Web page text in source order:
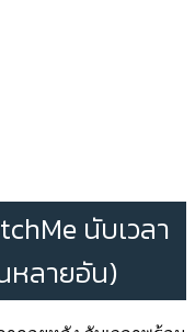
นับเวลา
หลายอัน)